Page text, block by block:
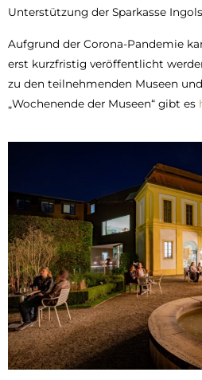
Unterstützung der Sparkasse
Aufgrund der Corona-Pandemie
erst kurzfristig veröffentlicht
zu den teilnehmenden Museen
„Wochenende der Museen“ gibt es